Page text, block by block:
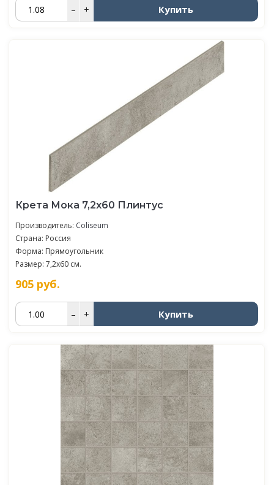
– + Купить
Крета Мока 7,2x60 Плинтус
Производитель: Coliseum
Страна: Россия
Форма: Прямоугольник
Размер: 7,2x60 см.
905 руб.
– + Купить